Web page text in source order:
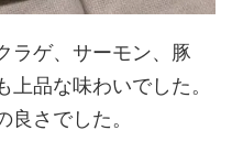
ラゲ、サーモン、豚
品な味わいでした。
さでした。